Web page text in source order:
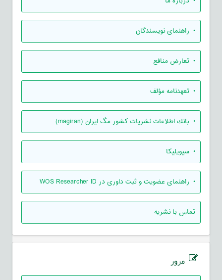
• راهنمای نویسندگان
• تعارض منافع
• تعهدنامه مؤلف
• بانك اطلاعات نشريات كشور مگ ايران (magiran)
• سیویلیکا
• راهنمای عضویت و ثبت داوری در WOS Researcher ID
تماس با نشریه
مرور